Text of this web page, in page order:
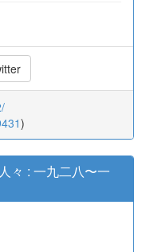
)
々 : 一九二八〜一